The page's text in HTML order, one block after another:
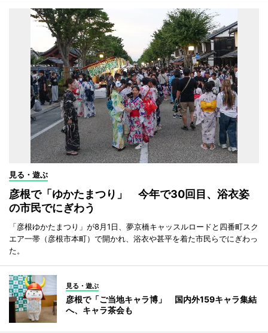
見る・遊ぶ
彦根で「ゆかたまつり」 今年で30回目、浴衣姿
の市民でにぎわう
「彦根ゆかたまつり」が8月1日、夢京橋キャッスルロードと四番町スク
エア一帯（彦根市本町）で開かれ、浴衣や甚平を着た市民らでにぎわっ
た。
見る・遊ぶ
彦根で「ご当地キャラ博」 国内外159キャラ集結
へ、キャラ茶会も